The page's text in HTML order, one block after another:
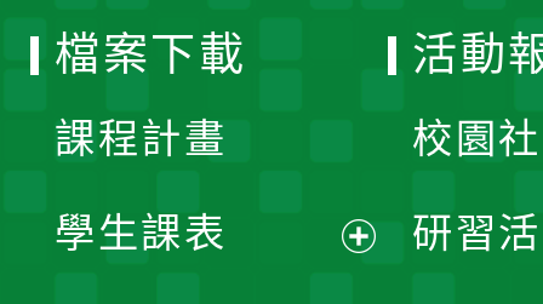
檔案下載
課程計畫
學生課表
活動
校園
研習